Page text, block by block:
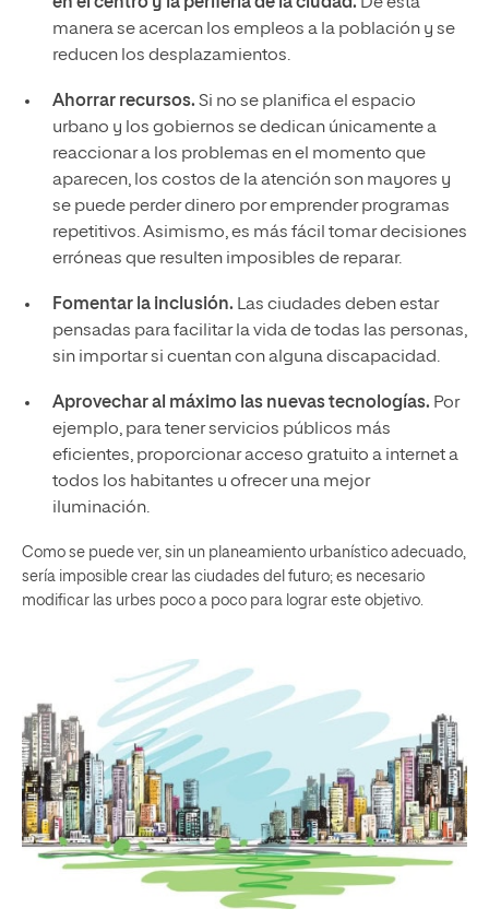
manera se acercan los empleos a la población y se
reducen los desplazamientos.
Ahorrar recursos. Si no se planifica el espacio
urbano y los gobiernos se dedican únicamente a
reaccionar a los problemas en el momento que
aparecen, los costos de la atención son mayores y
se puede perder dinero por emprender programas
repetitivos. Asimismo, es más fácil tomar decisiones
erróneas que resulten imposibles de reparar.
Fomentar la inclusión. Las ciudades deben estar
pensadas para facilitar la vida de todas las personas,
sin importar si cuentan con alguna discapacidad.
Aprovechar al máximo las nuevas tecnologías. Por
ejemplo, para tener servicios públicos más
eficientes, proporcionar acceso gratuito a internet a
todos los habitantes u ofrecer una mejor
iluminación.
Como se puede ver, sin un planeamiento urbanístico adecuado,
sería imposible crear las ciudades del futuro; es necesario
modificar las urbes poco a poco para lograr este objetivo.